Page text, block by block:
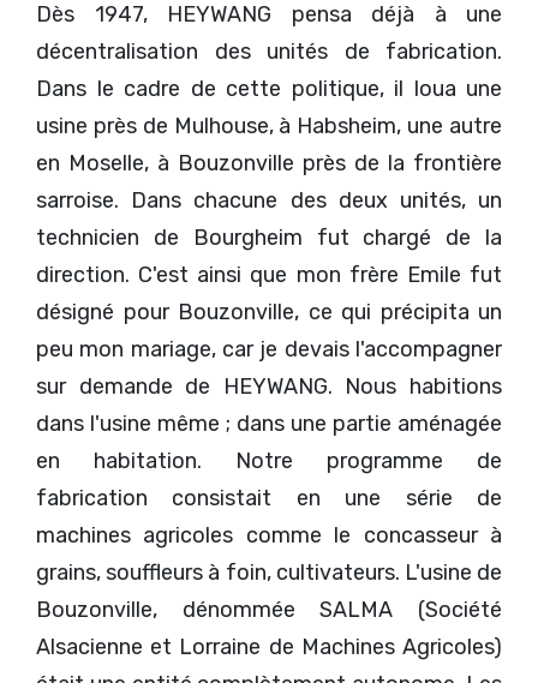
Dès 1947, HEYWANG pensa déjà à une
décentralisation des unités de fabrication.
Dans le cadre de cette politique, il loua une
usine près de Mulhouse, à Habsheim, une autre
en Moselle, à Bouzonville près de la frontière
sarroise. Dans chacune des deux unités, un
technicien de Bourgheim fut chargé de la
direction. C'est ainsi que mon frère Emile fut
désigné pour Bouzonville, ce qui précipita un
peu mon mariage, car je devais l'accompagner
sur demande de HEYWANG. Nous habitions
dans l'usine même ; dans une partie aménagée
en habitation. Notre programme de
fabrication consistait en une série de
machines agricoles comme le concasseur à
grains, souffleurs à foin, cultivateurs. L'usine de
Bouzonville, dénommée SALMA (Société
Alsacienne et Lorraine de Machines Agricoles)